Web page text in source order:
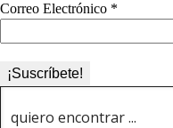
Correo Electrónico *